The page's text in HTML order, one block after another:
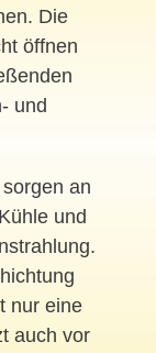
Die
öffnen
und
an
und
nur eine
auch vor